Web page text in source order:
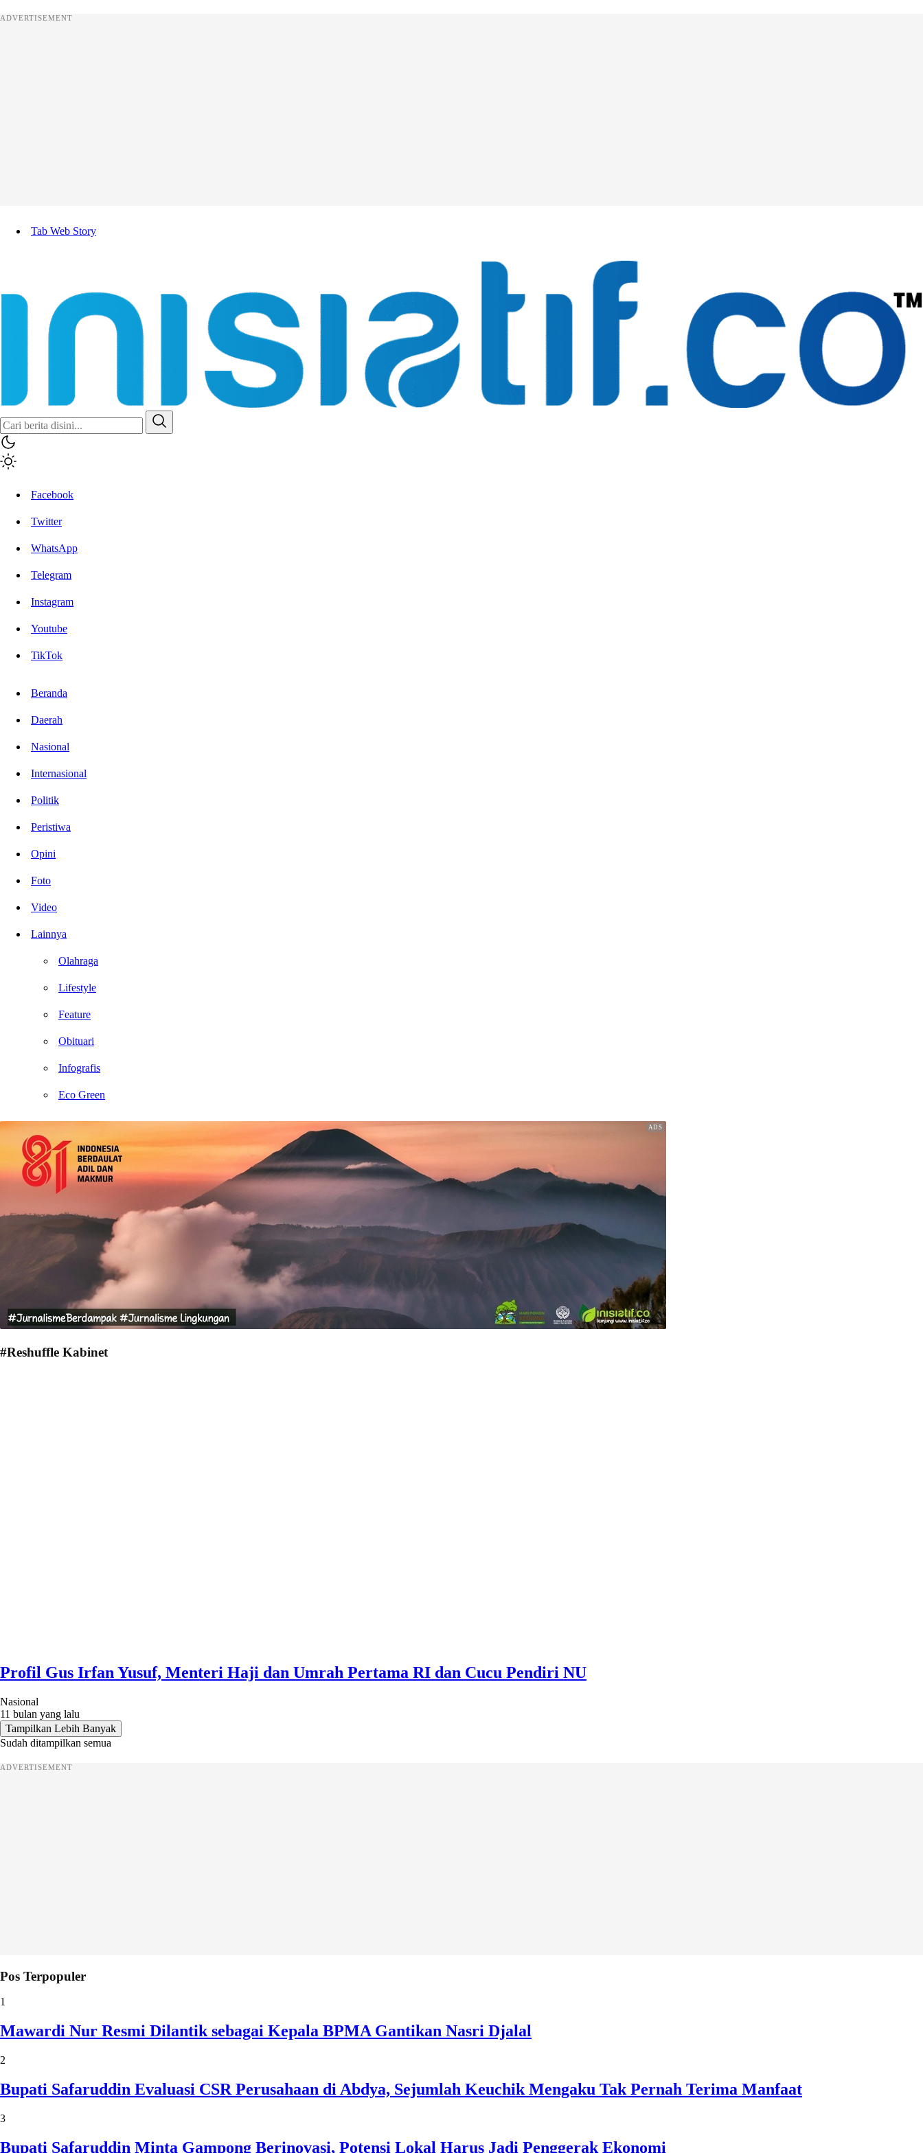
ADVERTISEMENT
Tab Web Story
Inisiatif.co
Stay Connected Stay Informed
Facebook
Twitter
WhatsApp
Telegram
Instagram
Youtube
TikTok
Beranda
Daerah
Nasional
Internasional
Politik
Peristiwa
Opini
Foto
Video
Lainnya
Olahraga
Lifestyle
Feature
Obituari
Infografis
Eco Green
#Reshuffle Kabinet
Profil Gus Irfan Yusuf, Menteri Haji dan Umrah Pertama RI dan Cucu Pendiri NU
Nasional
11 bulan yang lalu
Tampilkan Lebih Banyak
Sudah ditampilkan semua
ADVERTISEMENT
Pos Terpopuler
1
Mawardi Nur Resmi Dilantik sebagai Kepala BPMA Gantikan Nasri Djalal
2
Bupati Safaruddin Evaluasi CSR Perusahaan di Abdya, Sejumlah Keuchik Mengaku Tak Pernah Terima Manfaat
3
Bupati Safaruddin Minta Gampong Berinovasi, Potensi Lokal Harus Jadi Penggerak Ekonomi